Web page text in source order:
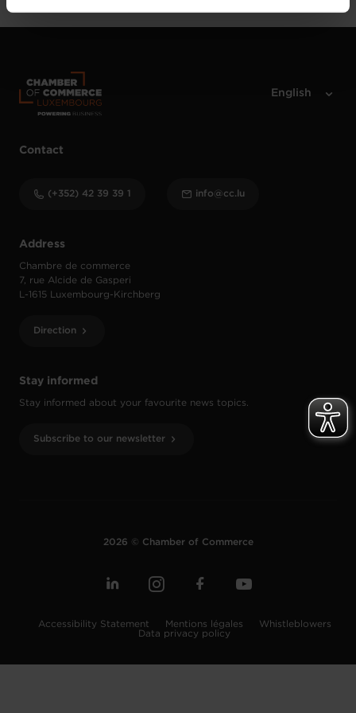
vos données personnelles, vous pouvez consulter notre
Charte d’usage des cookieset notrePolitique de
Stay informed
Stay informed about your favourite news topics.
Subscribe to our newsletter
Address
Chambre de commerce
7, rue Alcide de Gasperi
L-1615 Luxembourg-Kirchberg
Direction
Contact
(+352) 42 39 39 1 info@cc.lu
2026 © Chamber of Commerce
Accessibility Statement Mentions légales
Whistleblowers
Data privacy policy